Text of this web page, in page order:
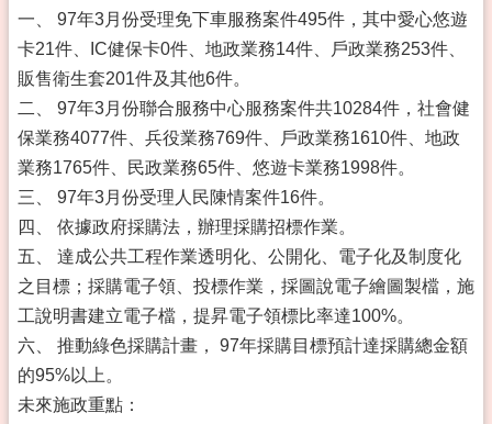
一、 97年3月份受理免下車服務案件495件，其中愛心悠遊
卡21件、IC健保卡0件、地政業務14件、戶政業務253件、
販售衛生套201件及其他6件。
二、 97年3月份聯合服務中心服務案件共10284件，社會健
保業務4077件、兵役業務769件、戶政業務1610件、地政
業務1765件、民政業務65件、悠遊卡業務1998件。
三、 97年3月份受理人民陳情案件16件。
四、 依據政府採購法，辦理採購招標作業。
五、 達成公共工程作業透明化、公開化、電子化及制度化
之目標；採購電子領、投標作業，採圖說電子繪圖製檔，施
工說明書建立電子檔，提昇電子領標比率達100%。
六、 推動綠色採購計畫， 97年採購目標預計達採購總金額
的95%以上。
未來施政重點：